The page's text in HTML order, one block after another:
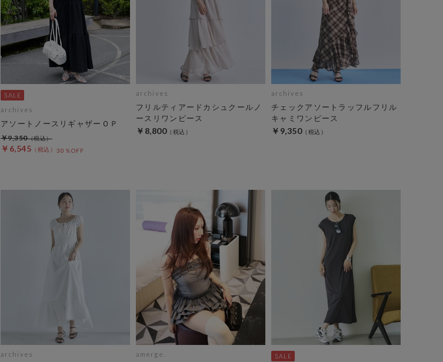
archives
アソートノースリギャザーＯＰ
￥6,545 30％OFF
￥9,350
archives
フリルティアードカシュクールノ
ースリワンピース
￥8,800
archives
チェックアソートラッフルフリル
キャミワンピース
￥9,350
archives amerge.